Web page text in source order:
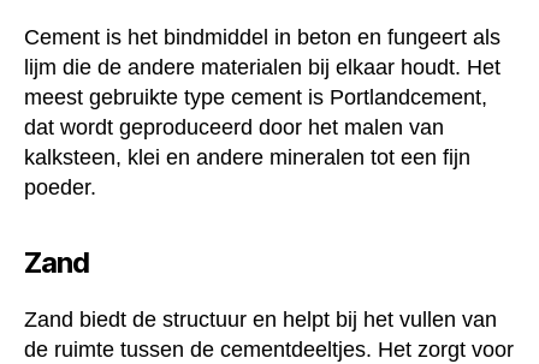
Cement is het bindmiddel in beton en fungeert als
lijm die de andere materialen bij elkaar houdt. Het
meest gebruikte type cement is Portlandcement,
dat wordt geproduceerd door het malen van
kalksteen, klei en andere mineralen tot een fijn
poeder.
Zand
Zand biedt de structuur en helpt bij het vullen van
de ruimte tussen de cementdeeltjes. Het zorgt voor